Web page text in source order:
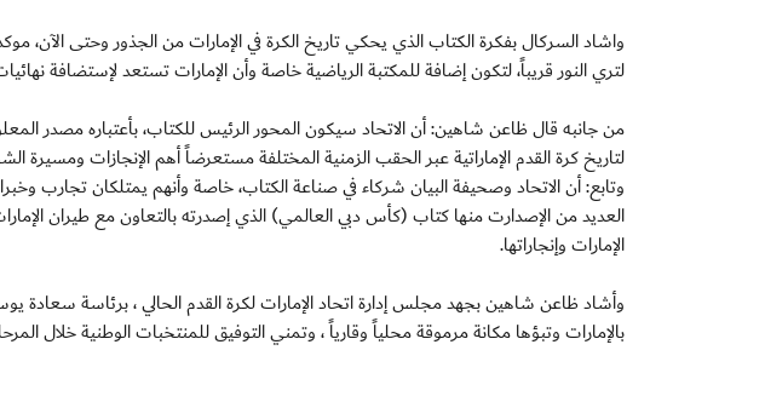
واشاد السركال بفكرة الكتاب الذي يحكي تاريخ الكرة في الإمارات من الجذور وحتى الآن،
لتري النور قريباً، لتكون إضافة للمكتبة الرياضية خاصة وأن الإمارات تستعد لإستضافة نهائيات
من جانبه قال ظاعن شاهين: أن الاتحاد سيكون المحور الرئيس للكتاب، بأعتباره مصدر
لتاريخ كرة القدم الإماراتية عبر الحقب الزمنية المختلفة مستعرضاً أهم الإنجازات ومسيرة
وتابع: أن الاتحاد وصحيفة البيان شركاء في صناعة الكتاب، خاصة وأنهم يمتلكان تجارب
العديد من الإصدارت منها كتاب (كأس دبي العالمي) الذي إصدرته بالتعاون مع طيران
الإمارات وإنجاراتها.
وأشاد ظاعن شاهين بجهد مجلس إدارة اتحاد الإمارات لكرة القدم الحالي ، برئاسة سعادة
بالإمارات وتبؤها مكانة مرموقة محلياً وقارياً ، وتمني التوفيق للمنتخبات الوطنية خلال